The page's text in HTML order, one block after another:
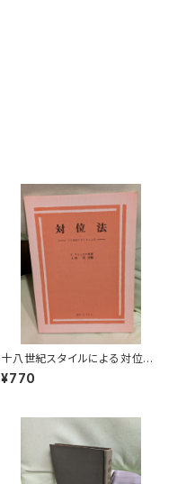
十八世紀スタイルによる対位法
【著者：E.クシェネク 訳・編著：
上田昭】出版社：東京コレギウム
¥770